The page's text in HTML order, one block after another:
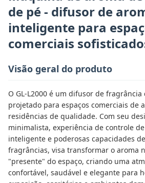
de pé - difusor de
inteligente para
comerciais
Visão geral do produto
O GL-L2000 é um difusor de
projetado para espaços comerciais de
residências de qualidade. Com seu
minimalista, experiência de controle
inteligente e poderosas capacidades
fragrâncias, visa transformar o aroma
"presente" do espaço, criando uma
confortável, saudável e elegante para